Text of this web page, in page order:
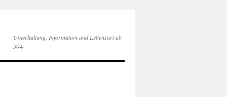
Unterhaltung, Information und Lebensart ab
50+